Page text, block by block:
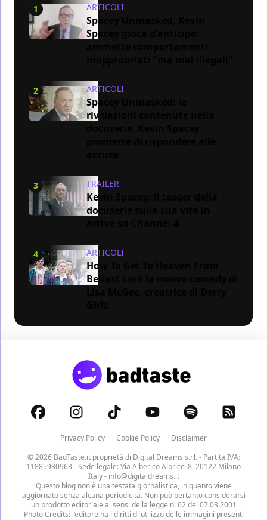
1 ARTICOLI
Spacey Unmasked, Kevin
Spacey gioca d'anticipo:
2 ARTICOLI
Spacey Unmasked: le
rivelazioni contenute nella
3 TRAILER
Kevin Spacey: il teaser della
docuserie sulla sua vita in
4 ARTICOLI
How To Get To Heaven From
Belfast sarà la nuova comedy di
Privacy Policy Cookie Policy
Disclaimer
© 2026 BadTaste.it proprietà di Digital Dreams s.r.l.- Partita IVA:
11885930963 - Sede legale: Via Alberico Albricci 8, 20122 Milano
Italy - info@digitaldreams.it
Questo blog non è una testata giornalistica, in quanto viene
aggiornato senza alcuna periodicità. Non può pertanto considerarsi
un prodotto editoriale ai sensi della legge n. 62 del 07.03.2001
Photo Credits: l’editore ha i diritti di utilizzo delle immagini presenti